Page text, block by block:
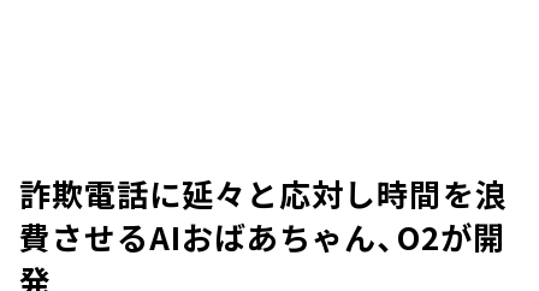
詐欺電話に延々と応対し時間を浪
費させるAIおばあちゃん、O2が開
発